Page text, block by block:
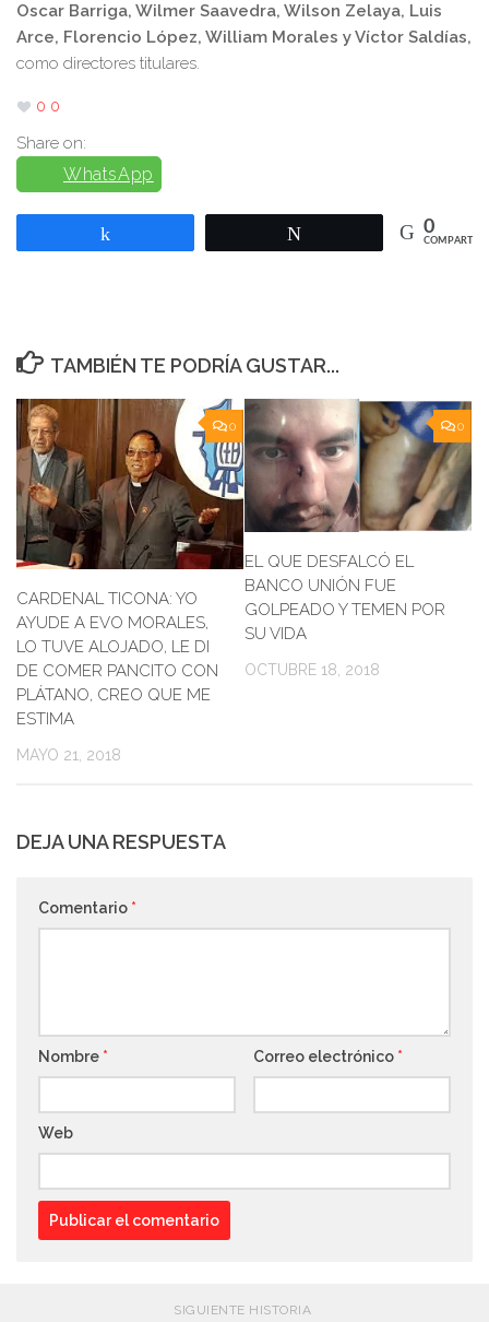
Oscar Barriga, Wilmer Saavedra, Wilson Zelaya, Luis
Arce, Florencio López, William Morales y Víctor Saldías,
como directores titulares.
0 0
Share on:
WhatsApp
0
COMPARTIR
TAMBIÉN TE PODRÍA GUSTAR...
0
CARDENAL TICONA: YO
AYUDE A EVO MORALES,
LO TUVE ALOJADO, LE DI
DE COMER PANCITO CON
PLÁTANO, CREO QUE ME
ESTIMA
MAYO 21, 2018
0
EL QUE DESFALCÓ EL
BANCO UNIÓN FUE
GOLPEADO Y TEMEN POR
SU VIDA
OCTUBRE 18, 2018
DEJA UNA RESPUESTA
Comentario *
Nombre * Correo electrónico *
Web
SIGUIENTE HISTORIA